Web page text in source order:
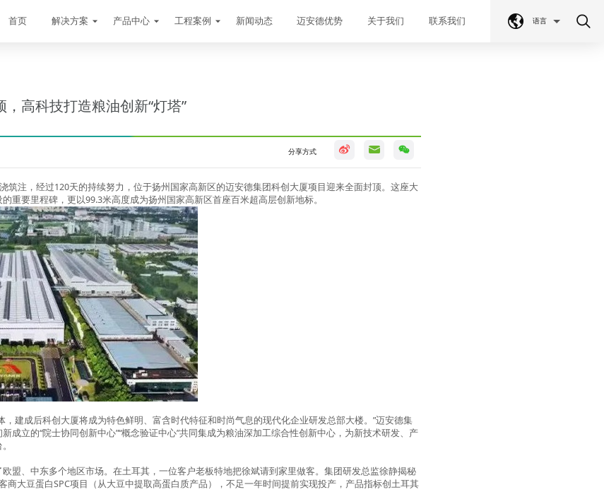
首页 解决方案 产品中心 工程案例 新闻动态 迈安德优势 关于我们 联系我们 语言
高科技打造粮油创新“灯塔”
分享方式
筑注，经过120天的持续努力，位于扬州国家高新区的迈安德集团科创大厦项目迎来全面封顶。这座大
重要里程碑，更以99.3米高度成为扬州国家高新区首座百米超高层创新地标。
，建成后科创大厦将成为特色鲜明、富含时代特征和时尚气息的现代化企业研发总部大楼。”迈安德集
成立的“院士协同创新中心”“概念验证中心”共同集成为粮油深加工综合性创新中心，为新技术研发、产
盟、中东多个地区市场。在土耳其，一位客户老板特地把徐斌请到家里做客。集团研发总监徐静揭秘
商大豆蛋白SPC项目（从大豆中提取高蛋白质产品），不足一年时间提前实现投产，产品指标创土耳其